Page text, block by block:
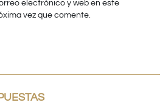
electrónico y web en este
vez que comente.